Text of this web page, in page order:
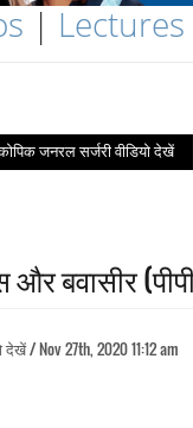
| Lectures
जनरल सर्जरी वीडियो देखें
और बवासीर
देखें / Nov 27th, 2020 11:12 am